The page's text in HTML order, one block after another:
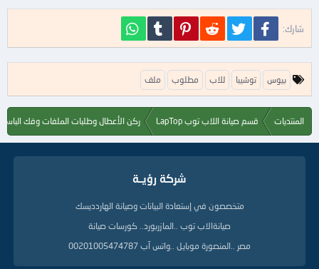
شارك: فيسبوك تويتر Reddit
Pinterest
Tumblr
ا
ل
م
ا
بيوس توشيبا للاب مطلوب ملف
المنتديات قسم صيانة اللاب توب LapTop ركن الأعطال وطلبات الملفات وفك
شركة رؤيــة
متخصصون في إستعادة البيانات وصيانة الهاردديسك
صيانةالاب توب ..المازربورد.. كورسات صيانة
مصر ..المنصورة موبايل ..واتس آب 00201005474787